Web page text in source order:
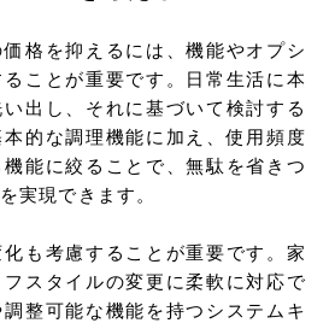
格を抑えるには、機能やオプシ
ことが重要です。日常生活に本
出し、それに基づいて検討する
的な調理機能に加え、使用頻度
能に絞ることで、無駄を省きつ
実現できます。
も考慮することが重要です。家
スタイルの変更に柔軟に対応で
整可能な機能を持つシステムキ